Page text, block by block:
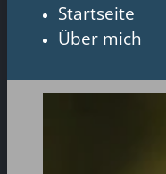
Startseite
Über mich